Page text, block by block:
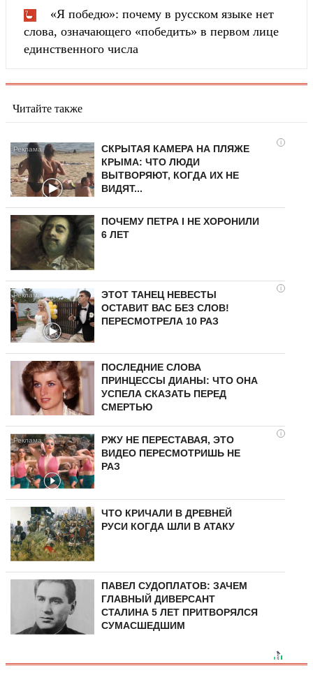
«Я победю»: почему в русском языке нет
слова, означающего «победить» в первом лице
единственного числа
Читайте также
i
СКРЫТАЯ КАМЕРА НА ПЛЯЖЕ
КРЫМА: ЧТО ЛЮДИ
ВЫТВОРЯЮТ, КОГДА ИХ НЕ
ВИДЯТ...
ПОЧЕМУ ПЕТРА I НЕ ХОРОНИЛИ
6 ЛЕТ
i
ЭТОТ ТАНЕЦ НЕВЕСТЫ
ОСТАВИТ ВАС БЕЗ СЛОВ!
ПЕРЕСМОТРЕЛА 10 РАЗ
ПОСЛЕДНИЕ СЛОВА
ПРИНЦЕССЫ ДИАНЫ: ЧТО ОНА
УСПЕЛА СКАЗАТЬ ПЕРЕД
СМЕРТЬЮ
i
РЖУ НЕ ПЕРЕСТАВАЯ, ЭТО
ВИДЕО ПЕРЕСМОТРИШЬ НЕ
РАЗ
ЧТО КРИЧАЛИ В ДРЕВНЕЙ
РУСИ КОГДА ШЛИ В АТАКУ
ПАВЕЛ СУДОПЛАТОВ: ЗАЧЕМ
ГЛАВНЫЙ ДИВЕРСАНТ
СТАЛИНА 5 ЛЕТ ПРИТВОРЯЛСЯ
СУМАСШЕДШИМ